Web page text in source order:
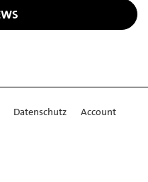
Datenschutz
Account